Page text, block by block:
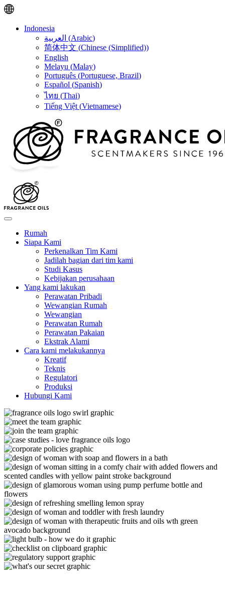
Indonesia
العربية (Arabic)
简体中文 (Chinese (Simplified))
English
Melayu (Malay)
Português (Portuguese, Brazil)
Español (Spanish)
ไทย (Thai)
Tiếng Việt (Vietnamese)
Rumah
Siapa Kami
Perkenalkan Tim Kami
Jadilah bagian dari tim kami
Studi Kasus
Kebijakan perusahaan
Yang kami lakukan
Perawatan Pribadi
Wewangian Rumah
Wewangian
Perawatan Rumah
Perawatan Pakaian
Ekstrak Alami
Cara kami melakukannya
Kreatif
Teknis
Regulatori
Produksi
Hubungi Kami